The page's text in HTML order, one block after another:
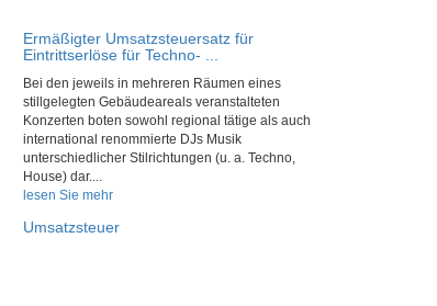
Ermäßigter Umsatzsteuersatz für
Eintrittserlöse für Techno- ...
Bei den jeweils in mehreren Räumen eines
stillgelegten Gebäudeareals veranstalteten
Konzerten boten sowohl regional tätige als auch
international renommierte DJs Musik
unterschiedlicher Stilrichtungen (u. a. Techno,
House) dar....
lesen Sie mehr
Umsatzsteuer